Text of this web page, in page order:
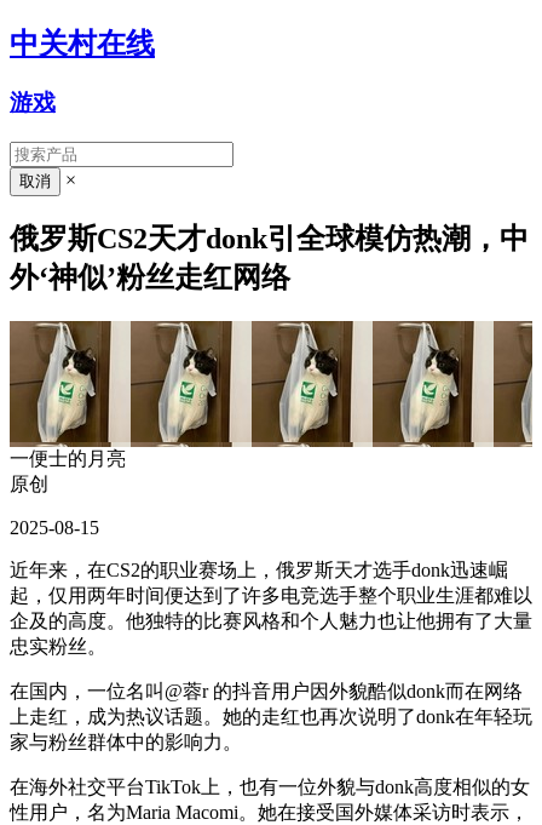
中关村在线
游戏
×
俄罗斯CS2天才donk引全球模仿热潮，中
外‘神似’粉丝走红网络
一便士的月亮
原创
2025-08-15
近年来，在CS2的职业赛场上，俄罗斯天才选手donk迅速崛
起，仅用两年时间便达到了许多电竞选手整个职业生涯都难以
企及的高度。他独特的比赛风格和个人魅力也让他拥有了大量
忠实粉丝。
在国内，一位名叫@蓉r 的抖音用户因外貌酷似donk而在网络
上走红，成为热议话题。她的走红也再次说明了donk在年轻玩
家与粉丝群体中的影响力。
在海外社交平台TikTok上，也有一位外貌与donk高度相似的女
性用户，名为Maria Macomi。她在接受国外媒体采访时表示，